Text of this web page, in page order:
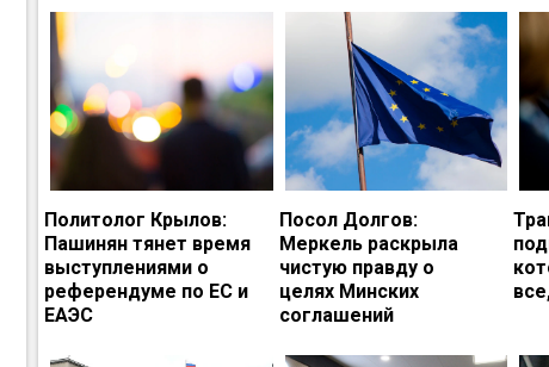
Политолог Крылов:
Пашинян тянет время
выступлениями о
референдуме по ЕС и
ЕАЭС
Посол Долгов:
Меркель раскрыла
чистую правду о
целях Минских
соглашений